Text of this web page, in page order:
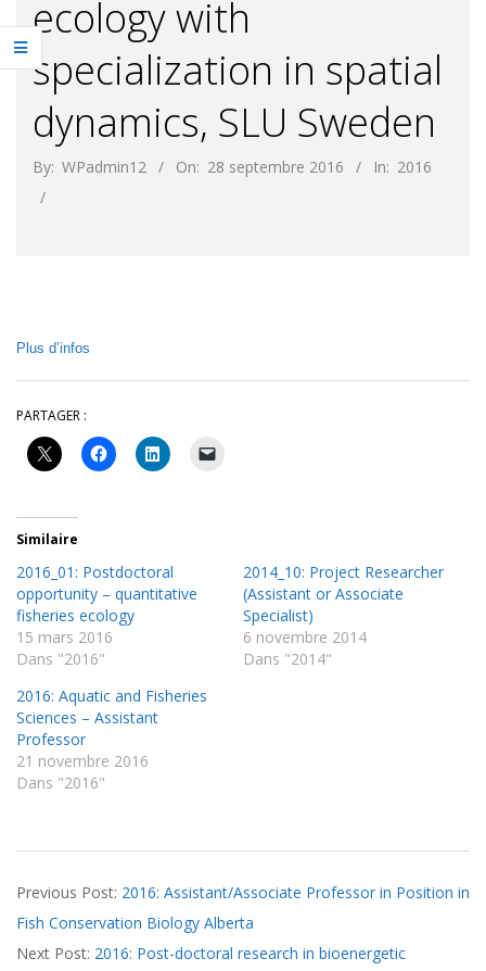
ecology with
specialization in spatial
dynamics, SLU Sweden
By: WPadmin12 On: 28 septembre 2016 In: 2016
Plus d’infos
PARTAGER :
Similaire
2016_01: Postdoctoral
opportunity – quantitative
fisheries ecology
15 mars 2016
Dans "2016"
2014_10: Project Researcher
(Assistant or Associate
Specialist)
6 novembre 2014
Dans "2014"
2016: Aquatic and Fisheries
Sciences – Assistant
Professor
21 novembre 2016
Dans "2016"
09-
28
Previous Post: 2016: Assistant/Associate Professor in Position in
Fish Conservation Biology Alberta
Next Post: 2016: Post-doctoral research in bioenergetic